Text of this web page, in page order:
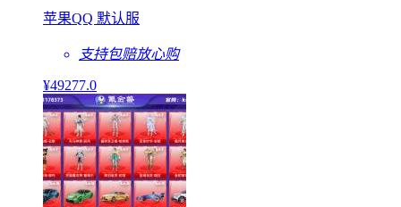
苹果QQ 默认服
支持包赔放心购
¥49277.0